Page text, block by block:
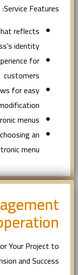
Service Features:
reflects
identity
for
customers
for easy
menus
an
menu
Your Project to
and Success